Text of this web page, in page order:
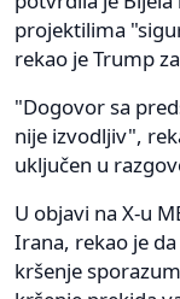
projektilima
rekao je Trump
"Dogovor sa
nije izvodljiv",
uključen u
U objavi na X-u
Irana, rekao je
kršenje